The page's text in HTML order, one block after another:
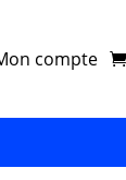
compte